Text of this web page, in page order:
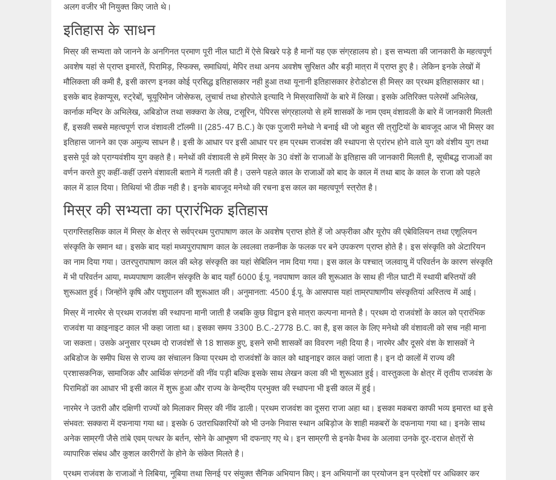
अलग वजीर भी नियुक्त किए जाते थे।
इतिहास के साधन
मिस्र की सभ्यता को जानने के अनगिनत प्रमाण पूरी नील घाटी में ऐसे बिखरे पड़े है मानों यह एक संग्रहालय हो। इस सभ्यता की जानकारी के महत्वपूर्ण
अवशेष यहां से प्राप्त इमारतें, पिरामिड़, स्फिक्स, समाधियां, मेपिर तथा अनय अवशेष सुरिक्षत और बड़ी मात्रा में प्राप्त हुए है। लेकिन इनके लेखों में
मौलिकता की कमी है, इसी कारण इनका कोई प्रसिद्ध इतिहासकार नही हुआ तथा यूनानी इतिहासकार हेरोडोटस ही मिस्र का प्रथम इतिहासकार था।
इसके बाद हेकाप्यूस, स्ट्रेबों, चूयूरिमोन जोसेफस, लुचार्च तथा होरपोले इत्यादि ने मिस्रवासियों के बारे में लिखा। इसके अतिरिक्त पलेरमों अभिलेख,
कार्नाक मन्दिर के अभिलेख, अबिडोज तथा सक्करा के लेख, टसूरिन, पेपिरस संग्रहालयो से हमें शासकों के नाम एवम् वंशावली के बारे में जानकारी मिलती
हैं, इसकी सबसे महत्वपूर्ण राज वंशावली टॉलमी II (285-47 B.C.) के एक पुजारी मनेथो ने बनाई थी जो बहुत सी त्राुटियों के बावजूद आज भी मिस्र का
इतिहास जानने का एक अमुल्य साधन है। इसी के आधार पर इसी आधार पर हम प्रथम राजवंश की स्थापना से प्रांरभ होने वाले युग को वंशीय युग तथा
इससे पूर्व को प्राग्यवंशीय युग कहते है। मनेथों की वंशावली से हमें मिस्र के 30 वंशों के राजाओं के इतिहास की जानकारी मिलती है, सूचीबद्ध राजाओं का
वर्णन करते हुए कहीं-कहीं उसने वंशावली बताने में गलती की है। उसने पहले काल के राजाओं को बाद के काल में तथा बाद के काल के राजा को पहले
काल में डाल दिया। तिथियां भी ठीक नही है। इनके बावजूद मनेथो की रचना इस काल का महत्वपूर्ण स्त्रोत है।
मिस्र की सभ्यता का प्रारंभिक इतिहास
प्रागस्तिहसिक काल में मिस्र के क्षेत्र से सर्वप्रथम पुरापाषाण काल के अवशेष प्राप्त होते हें जो अफ्रीका और यूरोप की एबेविलियन तथा एशूलियन
संस्कृति के समान था। इसके बाद यहां मध्यपुरापाषाण काल के लवलवा तकनीक के फलक पर बने उपकरण प्राप्त होते है। इस संस्कृति को अेटारियन
का नाम दिया गया। उतरपुरापाषाण काल की ब्लेड़ संस्कृति का यहां सेबिलिन नाम दिया गया। इस काल के पश्चात् जलवायु में परिवर्तन के कारण संस्कृति
में भी परिवर्तन आया, मध्यपाषाण कालीन संस्कृति के बाद यहाँ 6000 ई.पू. नवपाषाण काल की शुरूआत के साथ ही नील घाटी में स्थायी बस्तियों की
शुरूआत हुई। जिन्होंने कृषि और पशुपालन की शुरूआत की। अनुमानता: 4500 ई.पू. के आसपास यहां ताम्रपाषाणीय संस्कृतियां अस्तित्व में आई।
मिस्र में नारमेर से प्रथम राजवंश की स्थापना मानी जाती है जबकि कुछ विद्वान इसे मात्रा कल्पना मानते है। प्रथम दो राजवंशों के काल को प्रारंभिक
राजवंश या काइनाइट काल भी कहा जाता था। इसका समय 3300 B.C.-2778 B.C. का है, इस काल के लिए मनेथो की वंशावली को सच नही माना
जा सकता। उसके अनुसार प्रथम दो राजवंशों से 18 शासक हुए, इसने सभी शासकों का विवरण नही दिया है। नारमेर और दूसरे वंश के शासकों ने
अबिडोज के समीप थिस से राज्य का संचालन किया प्रथम दो राजवंशों के काल को थाइनाइर काल कहां जाता है। इन दो कालों में राज्य की
प्रशासकनिक, सामाजिक और आर्थिक संगठनों की नींव पड़ी बल्कि इसके साथ लेखन कला की भी शुरूआत हुई। वास्तुकला के क्षेत्र में तृतीय राजवंश के
पिरामिडों का आधार भी इसी काल में शुरू हुआ और राज्य के केन्द्रीय प्रभुक्त की स्थापना भी इसी काल में हुई।
नारमेर ने उतरी और दक्षिणी राज्यों को मिलाकर मिस्र की नींव डाली। प्रथम राजवंश का दूसरा राजा अहा था। इसका मकबरा काफी भव्य इमारत था इसे
संभवत: सक्करा में दफनाया गया था। इसके 6 उतराधिकारियों को भी उनके निवास स्थान अबिड़ोज के शाही मकबरों के दफनाया गया था। इनके साथ
अनेक साम्रगी जैसे तांबे एवम् पत्थर के बर्तन, सोने के आभूषण भी दफनाए गए थे। इन साम्रगी से इनके वैभव के अलावा उनके दूर-दराज क्षेत्रों से
व्यापारिक संबध और कुशल कारीगरों के होने के संकेत मिलते है।
प्रथम राजंवश के राजाओं ने लिबिया, नूबिया तथा सिनई पर संयुक्त सैनिक अभियान किए। इन अभियानों का प्रयोजन इन प्रदेशों पर अधिकार कर